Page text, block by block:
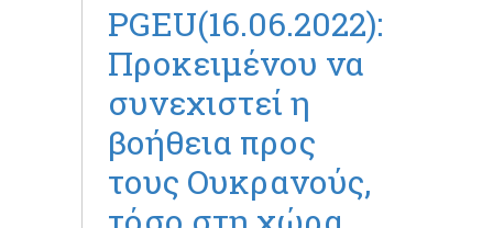
PGEU(16.06.2022):
Προκειμένου να
συνεχιστεί η
βοήθεια προς
τους Ουκρανούς,